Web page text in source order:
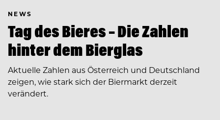
NEWS
Tag des Bieres – Die Zahlen
hinter dem Bierglas
Aktuelle Zahlen aus Österreich und Deutschland
zeigen, wie stark sich der Biermarkt derzeit
verändert.